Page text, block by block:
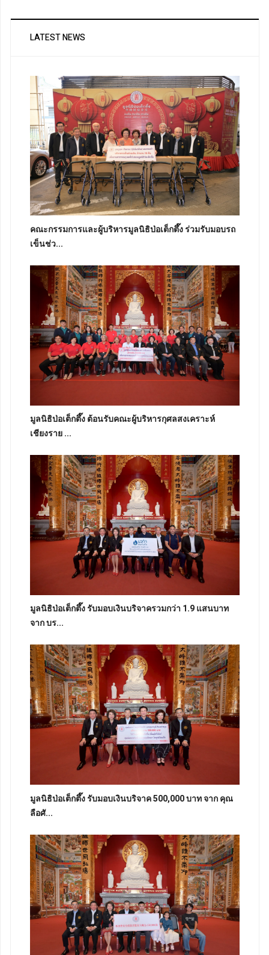
LATEST NEWS
คณะกรรมการและผู้บริหารมูลนิธิป่อเต็กตึ๊ง ร่วมรับมอบรถ
เข็นช่ว...
มูลนิธิป่อเต็กตึ๊ง ต้อนรับคณะผู้บริหารกุศลสงเคราะห์
เชียงราย ...
มูลนิธิป่อเต็กตึ๊ง รับมอบเงินบริจาครวมกว่า 1.9 แสนบาท
จาก บร...
มูลนิธิป่อเต็กตึ๊ง รับมอบเงินบริจาค 500,000 บาท จาก คุณ
ลือศั...